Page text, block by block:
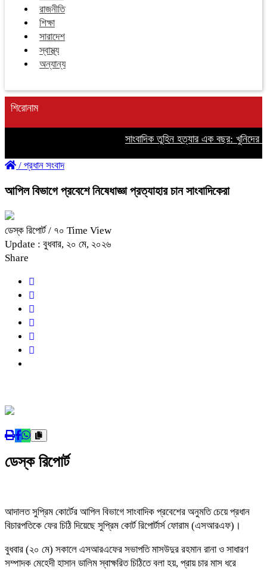
রাজনীতি
শিক্ষা
সারাদেশ
স্বাস্থ্য
অন্যান্য
শিরোনাম
সাংবাদিক তুহিন হত্যার এক বছর: খুনিদের
/ প্রধান সংবাদ
আপিল বিভাগে প্রবেশে নিষেধাজ্ঞা প্রত্যাহার চান সাংবাদিকেরা
ডেস্ক রিপোর্ট/ ৭০ Time View
Update : বুধবার, ২০ মে, ২০২৬
Share
ডেস্ক রিপোর্ট
আদালত সুপ্রিম কোর্টের আপিল বিভাগে সাংবাদিক প্রবেশের অনুমতি চেয়ে প্রধান
বিচারপতিকে ফের চিঠি দিয়েছে সুপ্রিম কোর্ট রিপোর্টার্স ফোরাম (এসআরএফ)।
বুধবার (২০ মে) সকালে এসআরএফের সভাপতি মাসউদুর রহমান রানা ও সাধারণ
সম্পাদক মেহেদী হাসান ডালিম স্বাক্ষরিত চিঠিতে বলা হয়, প্রায় চার মাস ধরে